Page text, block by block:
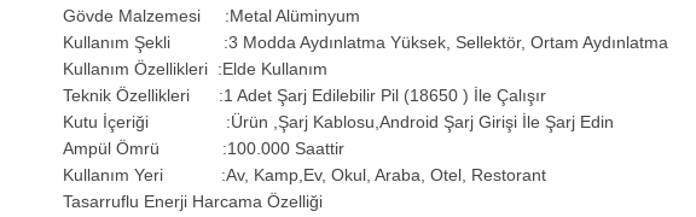
Gövde Malzemesi :Metal Alüminyum
Kullanım Şekli :3 Modda Aydınlatma Yüksek, Sellektör, Ortam Aydınlatma
Kullanım Özellikleri :Elde Kullanım
Teknik Özellikleri :1 Adet Şarj Edilebilir Pil (18650 ) İle Çalışır
Kutu İçeriği :Ürün ,Şarj Kablosu,Android Şarj Girişi İle Şarj Edin
Ampül Ömrü :100.000 Saattir
Kullanım Yeri :Av, Kamp,Ev, Okul, Araba, Otel, Restorant
Tasarruflu Enerji Harcama Özelliği